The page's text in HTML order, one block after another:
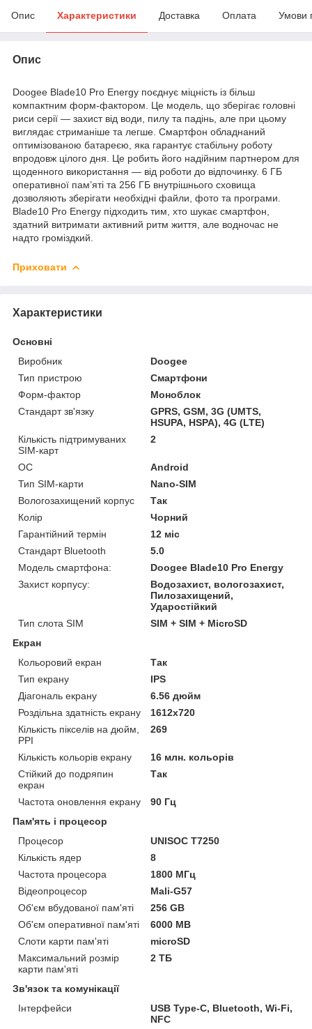
Опис Характеристики Доставка Оплата Умови
Опис
Doogee Blade10 Pro Energy поєднує міцність із більш
компактним форм-фактором. Це модель, що зберігає головні
риси серії — захист від води, пилу та падінь, але при цьому
виглядає стриманіше та легше. Смартфон обладнаний
оптимізованою батареєю, яка гарантує стабільну роботу
впродовж цілого дня. Це робить його надійним партнером для
щоденного використання — від роботи до відпочинку. 6 ГБ
оперативної пам’яті та 256 ГБ внутрішнього сховища
дозволяють зберігати необхідні файли, фото та програми.
Blade10 Pro Energy підходить тим, хто шукає смартфон,
здатний витримати активний ритм життя, але водночас не
надто громіздкий.
Приховати
Характеристики
Основні
Виробник
Doogee
Тип пристрою
Смартфони
Форм-фактор
Моноблок
Стандарт зв'язку
GPRS, GSM, 3G (UMTS,
HSUPA, HSPA), 4G (LTE)
Кількість підтримуваних
SIM-карт
2
ОС
Android
Тип SIM-карти
Nano-SIM
Вологозахищений корпус
Так
Колір
Чорний
Гарантійний термін
12 міс
Стандарт Bluetooth
5.0
Модель смартфона:
Doogee Blade10 Pro Energy
Захист корпусу:
Водозахист, вологозахист,
Пилозахищений,
Ударостійкий
Тип слота SIM
SIM + SIM + MicroSD
Екран
Кольоровий екран
Так
Тип екрану
IPS
Діагональ екрану
6.56 дюйм
Роздільна здатність екрану
1612х720
Кількість пікселів на дюйм,
PPI
269
Кількість кольорів екрану
16 млн. кольорів
Стійкий до подряпин
екран
Так
Частота оновлення екрану
90 Гц
Пам'ять і процесор
Процесор
UNISOC T7250
Кількість ядер
8
Частота процесора
1800 МГц
Відеопроцесор
Mali-G57
Об'єм вбудованої пам'яті
256 GB
Об'єм оперативної пам'яті
6000 MB
Слоти карти пам'яті
microSD
Максимальний розмір
карти пам'яті
2 ТБ
Зв'язок та комунікації
Інтерфейси
USB Type-C, Bluetooth, Wi-Fi,
NFC